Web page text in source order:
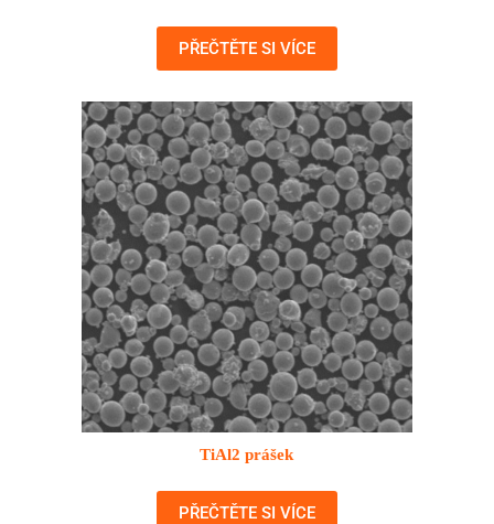
PŘEČTĚTE SI VÍCE
TiAl2 prášek
PŘEČTĚTE SI VÍCE